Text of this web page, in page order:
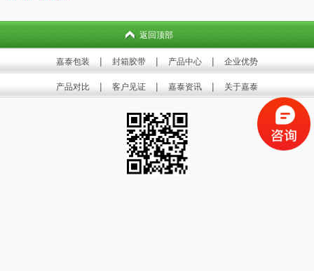
返回顶部
嘉泰包装 | 封箱胶带 | 产品中心 | 企业优势
产品对比 | 客户见证 | 嘉泰资讯 | 关于嘉泰